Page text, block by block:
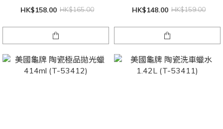
HK$158.00 HK$165.00 HK$148.00 HK$159.00